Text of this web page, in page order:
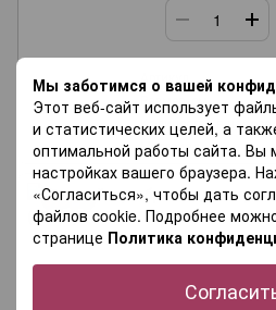
Мы заботимся о вашей
Этот веб-сайт использует
и статистических целей, а
оптимальной работы сайта. Вы
настройках вашего браузера.
«Согласиться», чтобы дать
файлов cookie. Подробнее
странице Политика
Количество в наборе
Материал